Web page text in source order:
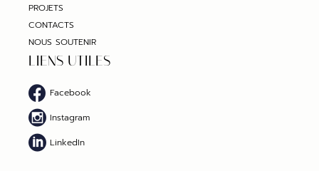
PROJETS
CONTACTS
NOUS SOUTENIR
LIENS UTILES
Facebook
Instagram
LinkedIn